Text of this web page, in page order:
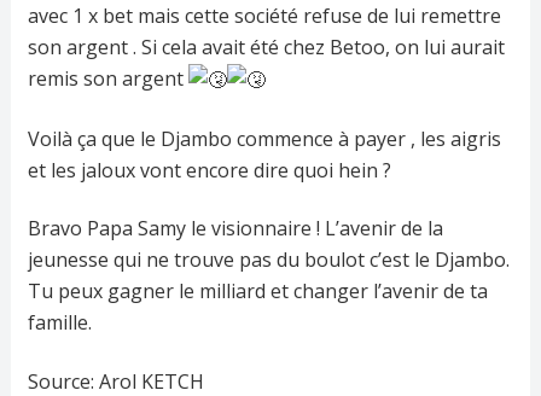
avec 1 x bet mais cette société refuse de lui remettre
son argent . Si cela avait été chez Betoo, on lui aurait
remis son argent
Voilà ça que le Djambo commence à payer , les aigris
et les jaloux vont encore dire quoi hein ?
Bravo Papa Samy le visionnaire ! L’avenir de la
jeunesse qui ne trouve pas du boulot c’est le Djambo.
Tu peux gagner le milliard et changer l’avenir de ta
famille.
Source: Arol KETCH